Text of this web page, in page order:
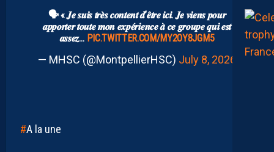
🗣️ « 𝑱𝒆 𝒔𝒖𝒊𝒔 𝒕𝒓𝒆̀𝒔 𝒄𝒐𝒏𝒕𝒆𝒏𝒕 𝒅’𝒆̂𝒕𝒓𝒆 𝒊𝒄𝒊. 𝑱𝒆 𝒗𝒊𝒆𝒏𝒔 𝒑𝒐𝒖𝒓
𝒂𝒑𝒑𝒐𝒓𝒕𝒆𝒓 𝒕𝒐𝒖𝒕𝒆 𝒎𝒐𝒏 𝒆𝒙𝒑𝒆́𝒓𝒊𝒆𝒏𝒄𝒆 𝒂̀ 𝒄𝒆 𝒈𝒓𝒐𝒖𝒑𝒆 𝒒𝒖𝒊 𝒆𝒔𝒕
𝒂𝒔𝒔𝒆𝒛… PIC.TWITTER.COM/MY2OY8JGM5
— MHSC (@MontpellierHSC) July 8, 2026
A la une